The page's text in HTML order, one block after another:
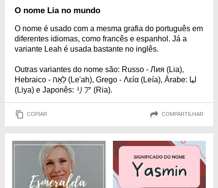
O nome Lia no mundo
O nome é usado com a mesma grafia do português em
diferentes idiomas, como francês e espanhol. Já a
variante Leah é usada bastante no inglês.
Outras variantes do nome são: Russo - Лия (Lia),
Hebraico - לֵאָה (Le'ah), Grego - Λεία (Leía), Árabe: ليا
(Liya) e Japonês: リア (Ria).
COPIAR COMPARTILHAR